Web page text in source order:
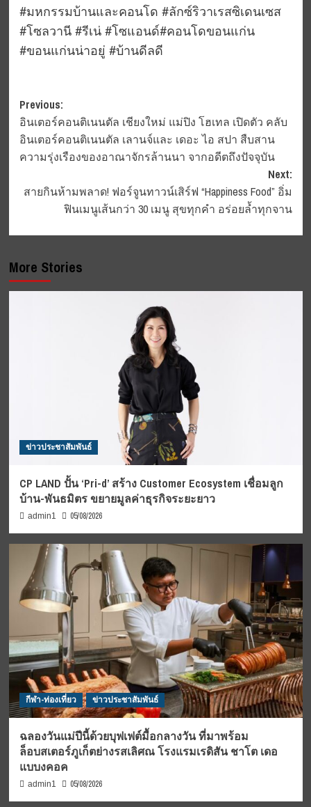
#มหกรรมบ้านและคอนโด #ลักซ์ริวาเรสซิเดนเซส
#โซลวานี #รีเน่ #โซแอนด์#คอนโดขอนแก่น
#ขอนแก่นน่าอยู่ #บ้านดีลดี
Post
navigation
Previous:
อินเตอร์คอนติเนนตัล เชียงใหม่ แม่ปิง โฮเทล เปิดตัว คลับ
อินเตอร์คอนติเนนตัล เลานจ์และ เดอะ ไอ สปา สืบสาน
ความรุ่งเรืองของอาณาจักรล้านนา จากอดีตถึงปัจจุบัน
Next:
สายกินห้ามพลาด! ฟอร์จูนทาวน์เสิร์ฟ “Happiness Food” อิ่ม
ฟินเมนูเส้นกว่า 30 เมนู สุขทุกคำ อร่อยล้ำทุกจาน
More Stories
ข่าวประชาสัมพันธ์
CP LAND ปั้น ‘Pri-d’ สร้าง Customer Ecosystem เชื่อมลูก
บ้าน-พันธมิตร ขยายมูลค่าธุรกิจระยะยาว
admin1 05/08/2026
กีฬา-ท่องเที่ยว ข่าวประชาสัมพันธ์
ฉลองวันแม่ปีนี้ด้วยบุฟเฟต์มื้อกลางวัน ที่มาพร้อม
ล็อบสเตอร์ภูเก็ตย่างรสเลิศณ โรงแรมเรดิสัน ชาโต เดอ
แบบงคอค
admin1 05/08/2026